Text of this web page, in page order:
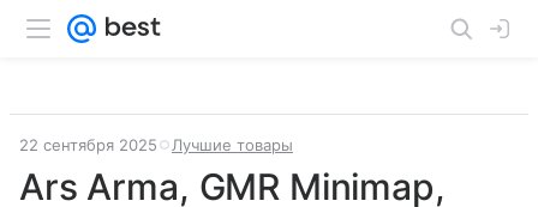
22 сентября 2025 Лучшие товары
Ars Arma, GMR Minimap,